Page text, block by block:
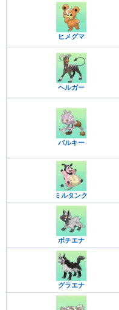
ヒメグマ
ヘルガー
バルキー
ミルタンク
ポチエナ
グラエナ